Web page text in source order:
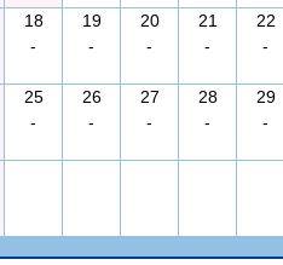
18
-
19
-
20
-
21
-
22
-
25
-
26
-
27
-
28
-
29
-